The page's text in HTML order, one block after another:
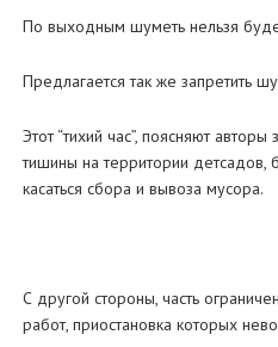
По выходным шуметь нельзя
Предлагается так же запретить
Этот “тихий час”, поясняют
тишины на территории детсадов,
касаться сбора и вывоза мусора.
С другой стороны, часть
работ, приостановка которых